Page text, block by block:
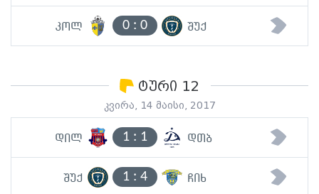
კოლ 0: 0 შუქ
ტური 12
კვირა, 14 მაისი, 2017
დილ 1: 1 დთბ
შუქ 1: 4 ჩიხ